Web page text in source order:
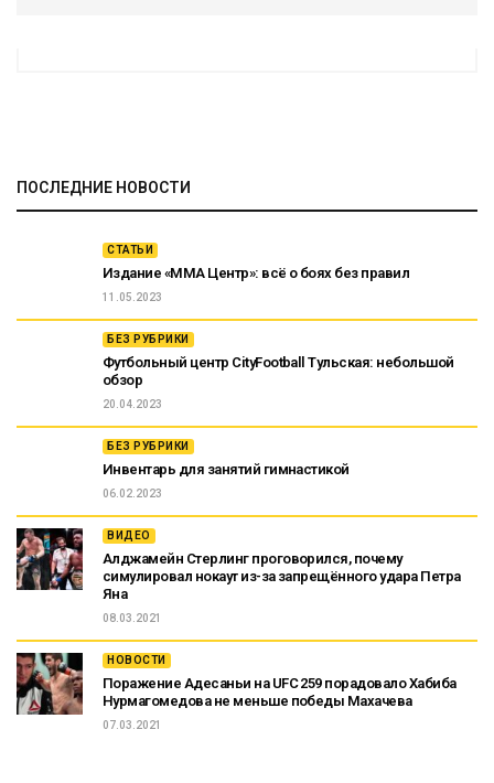
ПОСЛЕДНИЕ НОВОСТИ
СТАТЬИ
Издание «ММА Центр»: всё о боях без правил
11.05.2023
БЕЗ РУБРИКИ
Футбольный центр CityFootball Тульская: небольшой
обзор
20.04.2023
БЕЗ РУБРИКИ
Инвентарь для занятий гимнастикой
06.02.2023
ВИДЕО
Алджамейн Стерлинг проговорился, почему
симулировал нокаут из-за запрещённого удара Петра
Яна
08.03.2021
НОВОСТИ
Поражение Адесаньи на UFC 259 порадовало Хабиба
Нурмагомедова не меньше победы Махачева
07.03.2021